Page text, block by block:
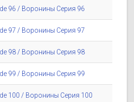
96 / Воронины Серия 96
97 / Воронины Серия 97
98 / Воронины Серия 98
99 / Воронины Серия 99
100 / Воронины Серия 100